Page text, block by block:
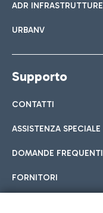
ADR INFRASTRUTTURE
URBANV
Supporto
CONTATTI
ASSISTENZA SPECIALE
DOMANDE FREQUENTI
FORNITORI